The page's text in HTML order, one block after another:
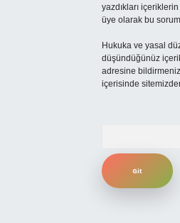
yazdıkları
üye olarak bu
Hukuka ve yasal
düşündüğünüz
adresine
içerisinde